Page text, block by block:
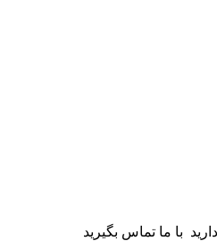
با ما تماس بگیرید